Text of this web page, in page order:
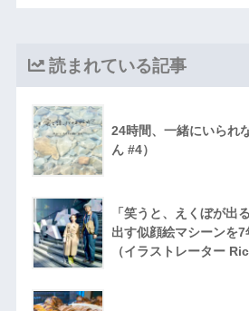
読まれている記事
24時間、一緒にいられ
ん #4）
「笑うと、えくぼが出
出す似顔絵マシーンを
（イラストレーター